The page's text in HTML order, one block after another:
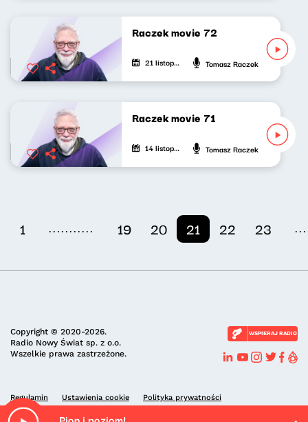
Raczek movie 72
21 listopada 2021 Tomasz Raczek
Raczek movie 71
14 listopada 2021 Tomasz Raczek
1 ........... 19 20 21 22 23
Copyright © 2020-2026.
Radio Nowy Świat sp. z o.o.
Wszelkie prawa zastrzeżone.
WSPIERAJ RADIO
Regulamin Ustawienia cookie Polityka prywatności